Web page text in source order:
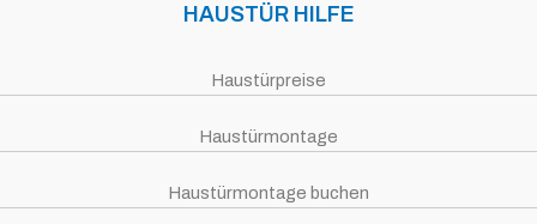
HAUSTÜR HILFE
Haustürpreise
Haustürmontage
Haustürmontage buchen